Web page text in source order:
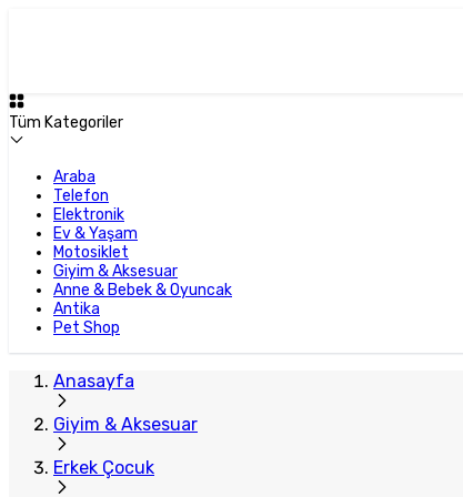
Tüm Kategoriler
Araba
Telefon
Elektronik
Ev & Yaşam
Motosiklet
Giyim & Aksesuar
Anne & Bebek & Oyuncak
Antika
Pet Shop
Anasayfa
Giyim & Aksesuar
Erkek Çocuk